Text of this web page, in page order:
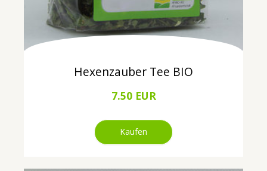
Hexenzauber Tee BIO
7.50 EUR
Kaufen